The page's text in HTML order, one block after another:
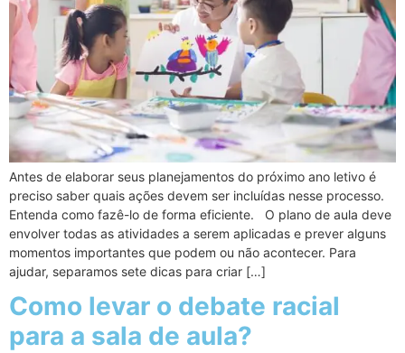
Antes de elaborar seus planejamentos do próximo ano letivo é
preciso saber quais ações devem ser incluídas nesse processo.
Entenda como fazê-lo de forma eficiente. O plano de aula deve
envolver todas as atividades a serem aplicadas e prever alguns
momentos importantes que podem ou não acontecer. Para
ajudar, separamos sete dicas para criar […]
Como levar o debate racial
para a sala de aula?